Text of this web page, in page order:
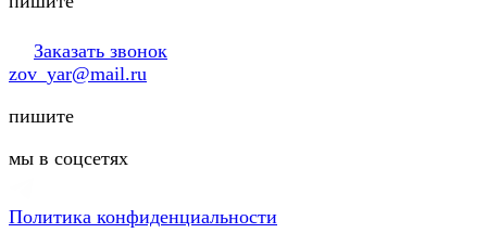
Заказать звонок
zov_yar@mail.ru
пишите
мы в соцсетях
Политика конфиденциальности